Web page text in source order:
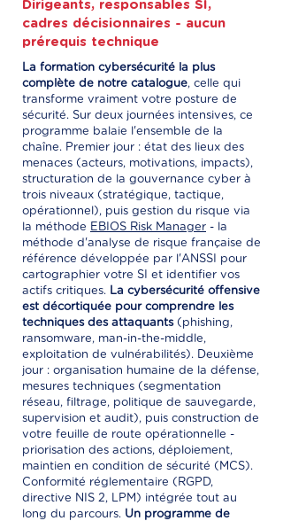
Dirigeants, responsables SI,
cadres décisionnaires - aucun
prérequis technique
La formation cybersécurité la plus
complète de notre catalogue, celle qui
transforme vraiment votre posture de
sécurité. Sur deux journées intensives, ce
programme balaie l'ensemble de la
chaîne. Premier jour : état des lieux des
menaces (acteurs, motivations, impacts),
structuration de la gouvernance cyber à
trois niveaux (stratégique, tactique,
opérationnel), puis gestion du risque via
la méthode EBIOS Risk Manager - la
méthode d'analyse de risque française de
référence développée par l'ANSSI pour
cartographier votre SI et identifier vos
actifs critiques. La cybersécurité offensive
est décortiquée pour comprendre les
techniques des attaquants(phishing,
ransomware, man-in-the-middle,
exploitation de vulnérabilités). Deuxième
jour : organisation humaine de la défense,
mesures techniques (segmentation
réseau, filtrage, politique de sauvegarde,
supervision et audit), puis construction de
votre feuille de route opérationnelle -
priorisation des actions, déploiement,
maintien en condition de sécurité (MCS).
Conformité réglementaire (RGPD,
directive NIS 2, LPM) intégrée tout au
long du parcours. Un programme de